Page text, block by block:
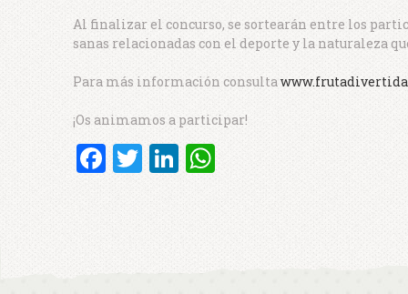
Al finalizar el concurso, se sortearán entre los
sanas relacionadas con el deporte y la naturaleza
Para más información consulta
¡Os animamos a participar!
Facebook
Twitter
LinkedIn
WhatsApp